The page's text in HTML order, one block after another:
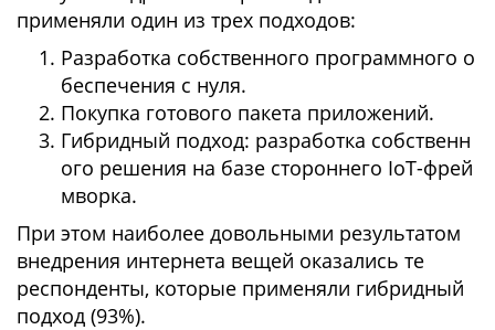
применяли один из трех подходов:
Разработка собственного программного о
беспечения с нуля.
Покупка готового пакета приложений.
Гибридный подход: разработка собственн
ого решения на базе стороннего IoT-фрей
мворка.
При этом наиболее довольными результатом
внедрения интернета вещей оказались те
респонденты, которые применяли гибридный
подход (93%).